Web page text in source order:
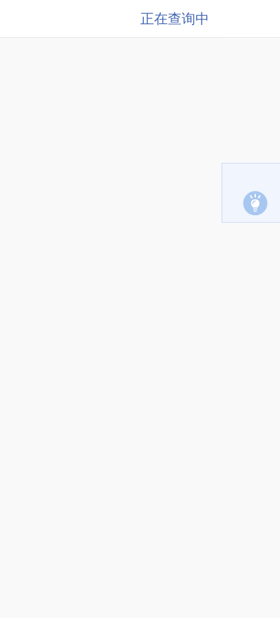
正在查询中